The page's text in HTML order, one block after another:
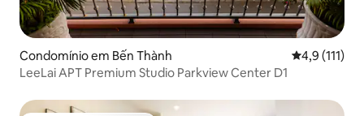
Condomínio em Bến Thành
4,9 (111)
LeeLai APT Premium Studio Parkview Center D1